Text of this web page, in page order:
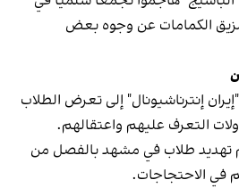
الكمامات عن وجوه بعض
إنترناشيونال" إلى تعرض الطلاب
التعرف عليهم واعتقالهم.
تهديد طلاب في مشهد بالفصل من
في الاحتجاجات.